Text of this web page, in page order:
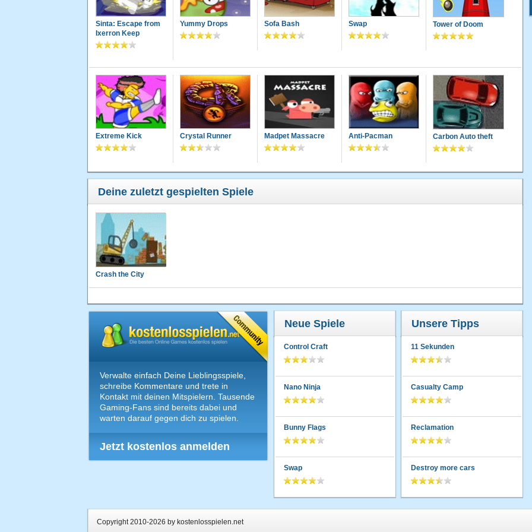
Sinta: Escape from
Ixerron Keep
Yummy Drops Sofa Bash Swap Tower of Doom
Extreme Kick Crystal Runner Madpet Massacre Anti-Pacman Carbon Auto theft
Deine zuletzt gespielten Spiele
Crash the City
Verwalte einfach Deine Lieblingsspiele,
schreibe Kommentare und trete in
Kontakt mit deinen Mitspielern. Tausende
Gaming-Fans sind bereits dabei und
warten darauf gegen dich zu spielen.
Jetzt kostenlos anmelden
Neue Spiele
Control Craft
Nano Ninja
Bunny Flags
Swap
Unsere Tipps
11 Sekunden
Casualty Camp
Reclamation
Destroy more cars
Copyright 2010-2026 by kostenlosspielen.net